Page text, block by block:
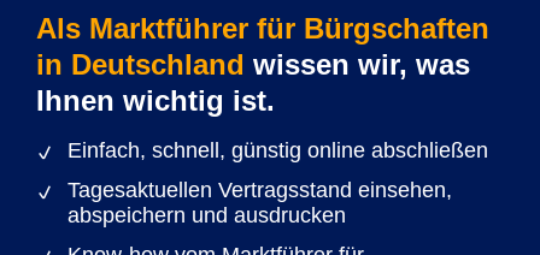
Als Marktführer für Bürgschaften
in Deutschland wissen wir, was
Ihnen wichtig ist.
Einfach, schnell, günstig online abschließen
Tagesaktuellen Vertragsstand einsehen,
abspeichern und ausdrucken